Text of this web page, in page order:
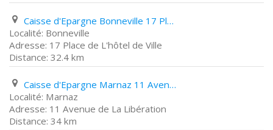
Caisse d'Epargne Bonneville 17 Place de L'hôtel de Ville
Bonneville
17 Place de L'hôtel de Ville
32.4 km
Caisse d'Epargne Marnaz 11 Avenue de La Libération
Marnaz
11 Avenue de La Libération
34 km